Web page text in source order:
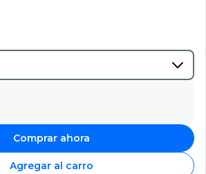
Comprar ahora
Agregar al carro